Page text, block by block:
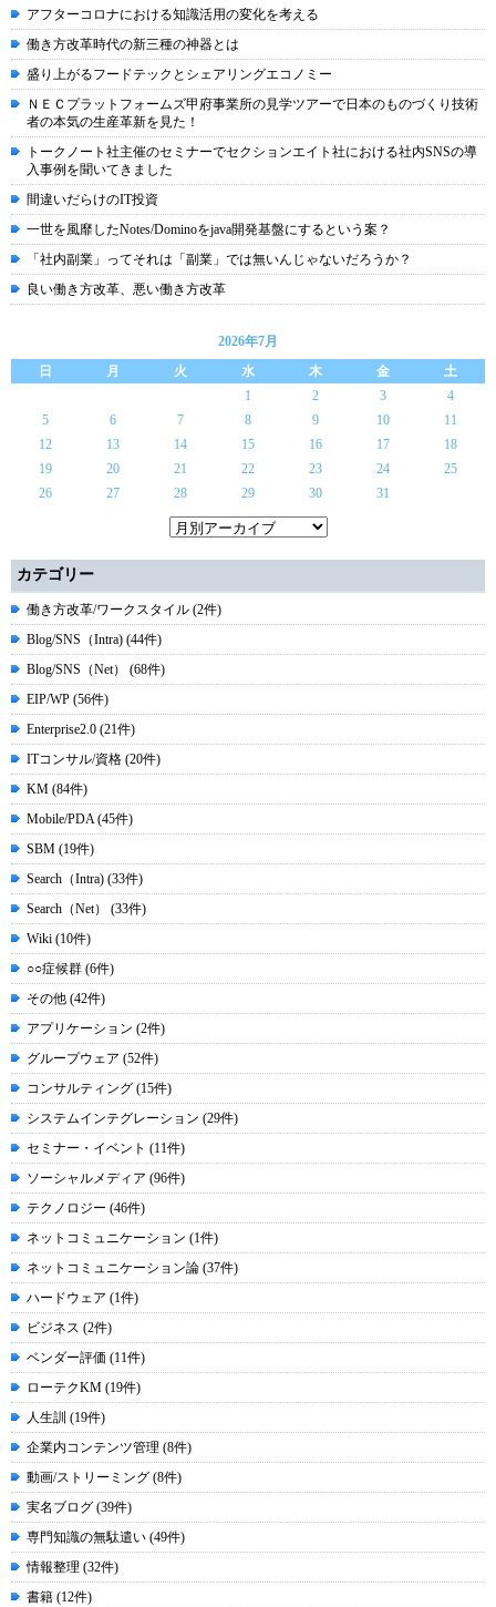
アフターコロナにおける知識活用の変化を考える
働き方改革時代の新三種の神器とは
盛り上がるフードテックとシェアリングエコノミー
ＮＥＣプラットフォームズ甲府事業所の見学ツアーで日本のものづくり技術
者の本気の生産革新を見た！
トークノート社主催のセミナーでセクションエイト社における社内SNSの導
入事例を聞いてきました
間違いだらけのIT投資
一世を風靡したNotes/Dominoをjava開発基盤にするという案？
「社内副業」ってそれは「副業」では無いんじゃないだろうか？
良い働き方改革、悪い働き方改革
2026年7月
日
月 火 水 木 金
土
1
2 3
4
5
6 7 8 9 10
11
12
13 14 15 16 17
18
19
20 21 22 23 24
25
26
27 28 29 30 31
カテゴリー
働き方改革/ワークスタイル (2件)
Blog/SNS（Intra) (44件)
Blog/SNS（Net） (68件)
EIP/WP (56件)
Enterprise2.0 (21件)
ITコンサル/資格 (20件)
KM (84件)
Mobile/PDA (45件)
SBM (19件)
Search（Intra) (33件)
Search（Net） (33件)
Wiki (10件)
○○症候群 (6件)
その他 (42件)
アプリケーション (2件)
グループウェア (52件)
コンサルティング (15件)
システムインテグレーション (29件)
セミナー・イベント (11件)
ソーシャルメディア (96件)
テクノロジー (46件)
ネットコミュニケーション (1件)
ネットコミュニケーション論 (37件)
ハードウェア (1件)
ビジネス (2件)
ベンダー評価 (11件)
ローテクKM (19件)
人生訓 (19件)
企業内コンテンツ管理 (8件)
動画/ストリーミング (8件)
実名ブログ (39件)
専門知識の無駄遣い (49件)
情報整理 (32件)
書籍 (12件)